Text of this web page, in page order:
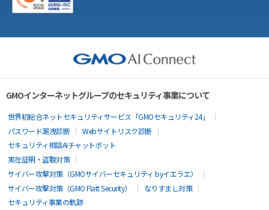
GMOインターネットグループのセキュリティ事業について
世界初総合ネットセキュリティサービス「GMOセキュリティ24」
パスワード漏洩診断
Webサイトリスク診断
セキュリティ相談AIチャットボット
実在証明・盗聴対策
サイバー攻撃対策（GMOサイバーセキュリティ byイエラエ）
サイバー攻撃対策（GMO Flatt Security）
なりすまし対策
セキュリティ事業の軌跡